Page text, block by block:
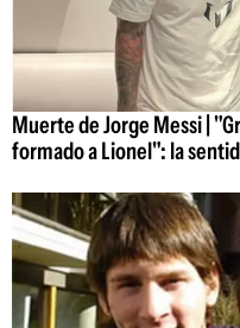
Muerte de Jorge Messi |
formado a Lionel": la